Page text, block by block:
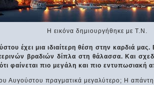
Η εικόνα δημιουργήθηκε με Τ.Ν.
έχει μια ιδιαίτερη θέση στην καρδιά
βραδιών δίπλα στη θάλασσα. Και
φαίνεται πιο μεγάλη και πιο εντυπωσιακή
Αυγούστου πραγματικά μεγαλύτερο; Η